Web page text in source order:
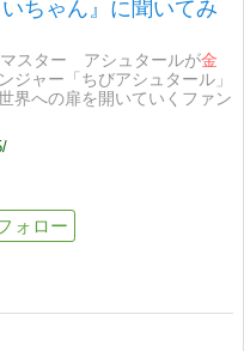
いちゃん』に聞いてみ
スター アシュタールが金
ジャー「ちびアシュタール」
界への扉を開いていくファン